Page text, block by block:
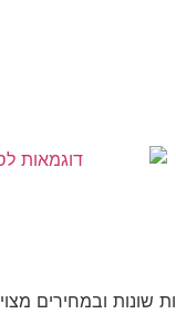
שונות ובמחירים